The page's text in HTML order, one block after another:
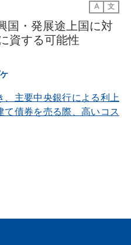
A 文
国・発展途上国に対
資する可能性
主要中央銀行による利上
債券を売る際、高いコス